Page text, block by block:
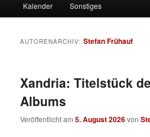
Kalender Sonstiges
AUTORENARCHIV:Stefan Frühauf
Xandria: Titelstück
Albums
Veröffentlicht am5. August 2026von